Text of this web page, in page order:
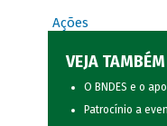
Ações
VEJA TAMBÉM
O BNDES e o
Patrocínio a